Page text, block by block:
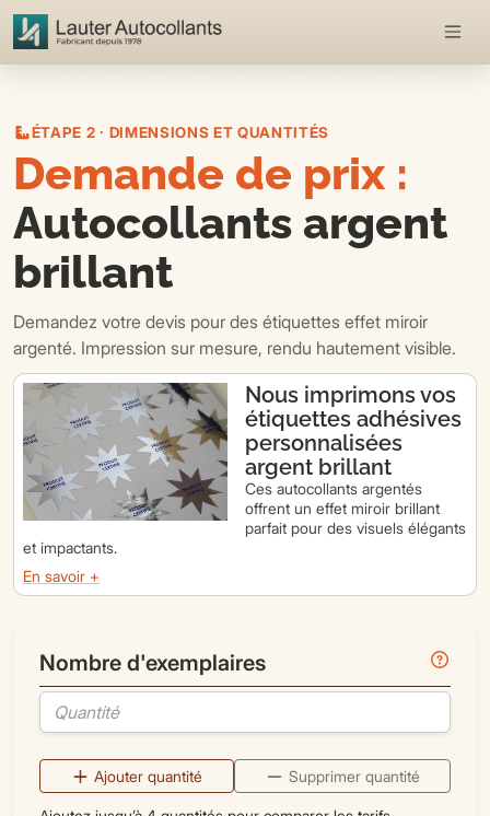
ÉTAPE 2 · DIMENSIONS ET QUANTITÉS
Demande de prix :
Autocollants argent
brillant
Demandez votre devis pour des étiquettes effet miroir
argenté. Impression sur mesure, rendu hautement visible.
Nous imprimons vos
étiquettes adhésives
personnalisées
argent brillant
Ces autocollants argentés
offrent un effet miroir brillant
parfait pour des visuels élégants
et impactants.
En savoir +
Nombre d'exemplaires
Ajouter quantité Supprimer quantité